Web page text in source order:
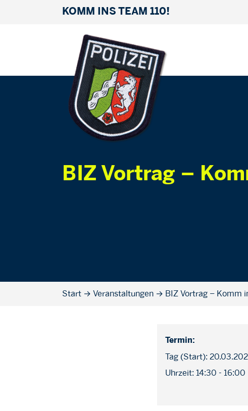
KOMM INS TEAM 110!
BIZ Vortrag –
Start → Veranstaltungen → BIZ Vortrag – Komm
Termin:
Tag (Start):
Uhrzeit: 14:30 - 16:00